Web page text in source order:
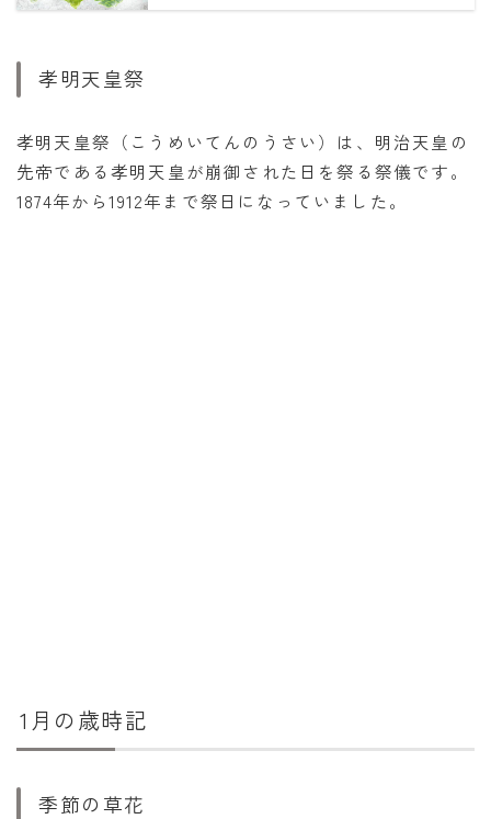
孝明天皇祭
孝明天皇祭（こうめいてんのうさい）は、明治天皇の
先帝である孝明天皇が崩御された日を祭る祭儀です。
1874年から1912年まで祭日になっていました。
1月の歳時記
季節の草花